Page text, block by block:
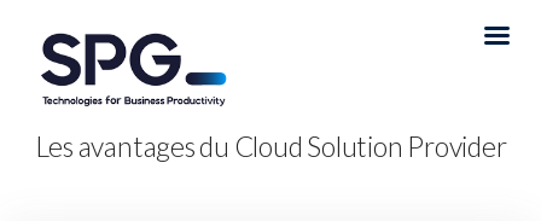
Les avantages du Cloud Solution Provider